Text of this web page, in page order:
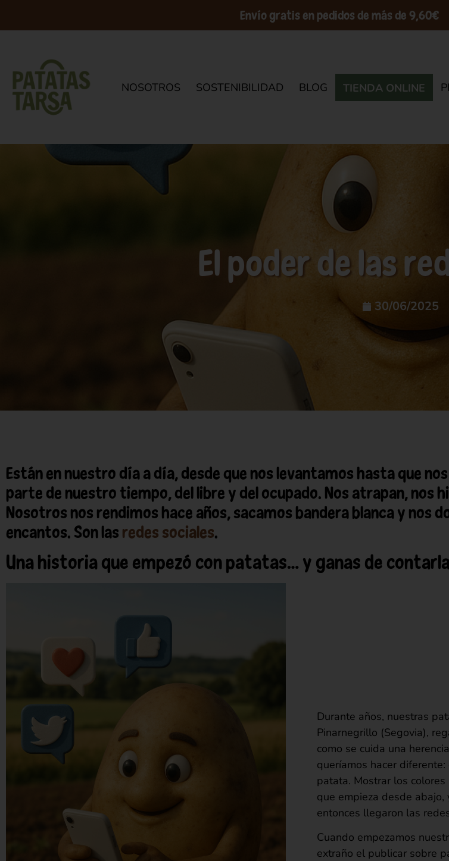
Envío gratis en pedidos de más de 9,60€
NOSOTROS SOSTENIBILIDAD BLOG TIENDA ONLINE
El poder de las
30/06/2025
Están en nuestro día a día, desde que nos levantamos hasta que
parte de nuestro tiempo, del libre y del ocupado. Nos atrapan, nos
Nosotros nos rendimos hace años, sacamos bandera blanca y nos
encantos. Son las redes sociales.
Una historia que empezó con patatas… y ganas de contarla
Durante años, nuestras
Pinarnegrillo (Segovia),
como se cuida una
queríamos hacer
patata. Mostrar los
que empieza desde
entonces llegaron las
Cuando empezamos
extraño el publicar sobre